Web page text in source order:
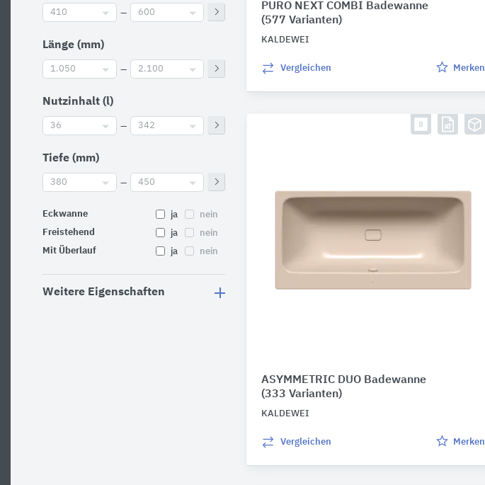
410 – 600
Länge (mm)
1.050 – 2.100
Nutzinhalt (l)
36 – 342
Tiefe (mm)
380 – 450
Eckwanne ja
nein
Freistehend
ja
nein
Mit Überlauf
ja nein
Weitere Eigenschaften
PURO NEXT COMBI Badewanne
(577 Varianten)
KALDEWEI
Vergleichen Merken
ASYMMETRIC DUO Badewanne
(333 Varianten)
KALDEWEI
Vergleichen Merken